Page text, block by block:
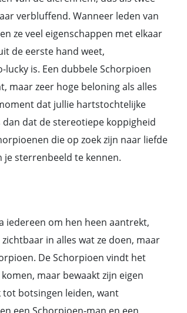
verbluffend. Wanneer leden van
ze veel eigenschappen met elkaar
de eerste hand weet,
is. Een dubbele Schorpioen
maar zeer hoge beloning als alles
dat jullie hartstochtelijke
dat de stereotiepe koppigheid
die op zoek zijn naar liefde
je sterrenbeeld te kennen.
iedereen om hen heen aantrekt,
in alles wat ze doen, maar
De Schorpioen vindt het
maar bewaakt zijn eigen
botsingen leiden, want